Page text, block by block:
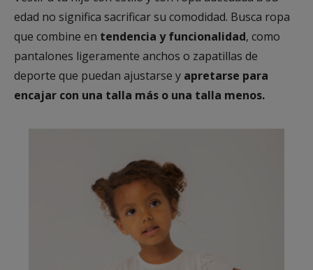
edad no significa sacrificar su comodidad. Busca ropa
que combine en tendencia y funcionalidad, como
pantalones ligeramente anchos o zapatillas de
deporte que puedan ajustarse y apretarse para
encajar con una talla más o una talla menos.